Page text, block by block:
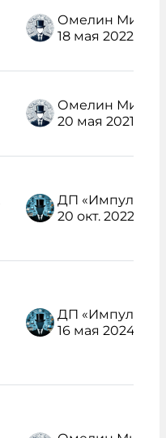
18 мая 2022
20 мая 2021
20 окт. 2022
16 мая 2024